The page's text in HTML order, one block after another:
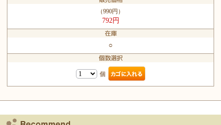
（990円）
792円
○
個